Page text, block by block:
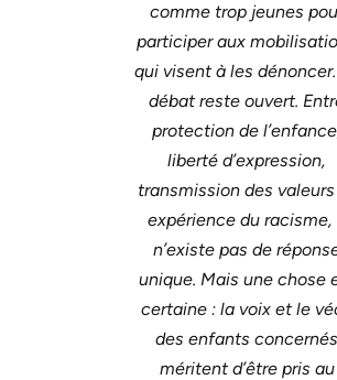
comme trop jeunes
participer aux
qui visent à les
débat reste ouvert.
protection de
liberté d’expression,
transmission des
expérience du racisme,
n’existe pas de
unique. Mais une chose
certaine : la voix et le
des enfants concernés
méritent d’être pris au